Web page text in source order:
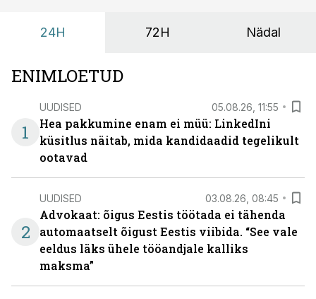
24H 72H Nädal
ENIMLOETUD
1
UUDISED 05.08.26, 11:55
Hea pakkumine enam ei müü: LinkedIni
küsitlus näitab, mida kandidaadid tegelikult
ootavad
2
UUDISED 03.08.26, 08:45
Advokaat: õigus Eestis töötada ei tähenda
automaatselt õigust Eestis viibida. “See vale
eeldus läks ühele tööandjale kalliks
maksma”